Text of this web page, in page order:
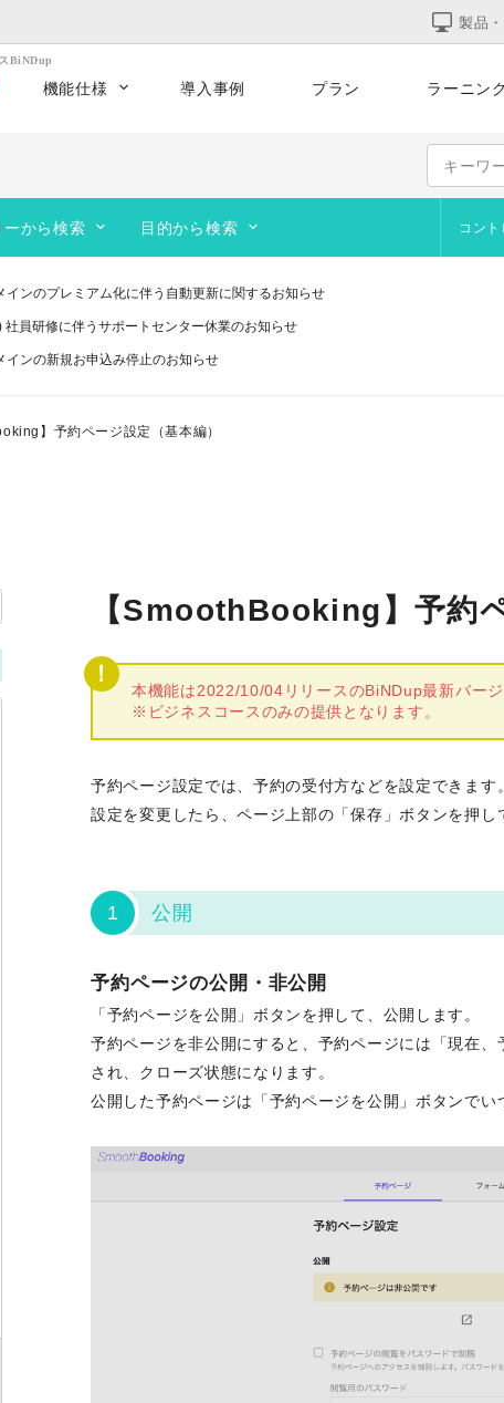
製品
機能仕様
テンプレ
コーポレート
サービス
オンライン
導入事例 プラン ラーニン
ーから検索 目的から検索 コン
インのプレミアム化に伴う自動更新に関するお知らせ
社員研修に伴うサポートセンター休業のお知らせ
インの新規お申込み停止のお知らせ
】予約ページ設定（基本編）
【SmoothBooking】予約
本機能は2022/10/04リリースのBiNDup最新バージ
※ビジネスコースのみの提供となります。
予約ページ設定では、予約の受付方などを設定できます。
設定を変更したら、ページ上部の「保存」ボタンを押し
1 公開
予約ページの公開・非公開
「予約ページを公開」ボタンを押して、公開します。
予約ページを非公開にすると、予約ページには「現在
され、クローズ状態になります。
公開した予約ページは「予約ページを公開」ボタンでい